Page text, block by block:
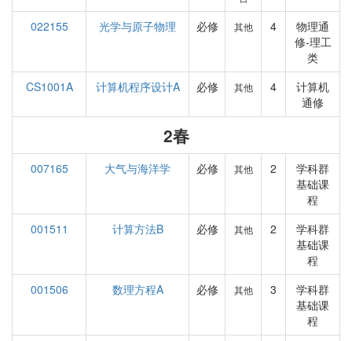
022155 光学与原子物理 必修 其他 4
物理通
修-理工
类
CS1001A
计算机程序设计A 必修 其他 4
计算机
通修
2春
007165 大气与海洋学 必修 其他 2
学科群
基础课
程
001511
计算方法B 必修 其他 2
学科群
基础课
程
001506
数理方程A 必修 其他 3
学科群
基础课
程